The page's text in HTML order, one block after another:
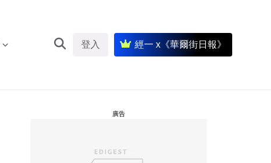
登入 經一 x《華爾街日報》
廣告